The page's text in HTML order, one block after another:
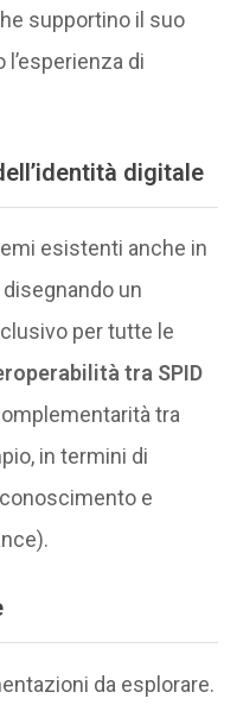
supportino il suo
di
digitale
esistenti anche in
disegnando un
per tutte le
tra SPID
tra
in termini di
e
da esplorare.